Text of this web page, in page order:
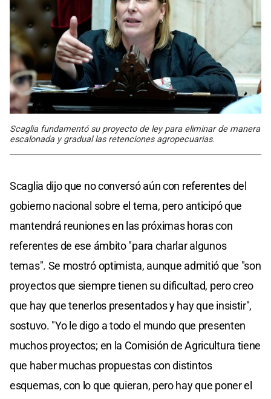
Scaglia fundamentó su proyecto de ley para eliminar de manera
escalonada y gradual las retenciones agropecuarias.
Scaglia dijo que no conversó aún con referentes del
gobierno nacional sobre el tema, pero anticipó que
mantendrá reuniones en las próximas horas con
referentes de ese ámbito "para charlar algunos
temas". Se mostró optimista, aunque admitió que "son
proyectos que siempre tienen su dificultad, pero creo
que hay que tenerlos presentados y hay que insistir",
sostuvo. "Yo le digo a todo el mundo que presenten
muchos proyectos; en la Comisión de Agricultura tiene
que haber muchas propuestas con distintos
esquemas, con lo que quieran, pero hay que poner el